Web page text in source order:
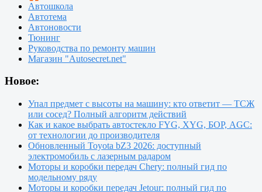
Автошкола
Автотема
Автоновости
Тюнинг
Руководства по ремонту машин
Магазин "Autosecret.net"
Новое:
Упал предмет с высоты на машину: кто ответит — ТСЖ
или сосед? Полный алгоритм действий
Как и какое выбрать автостекло FYG, XYG, БОР, AGC:
от технологии до производителя
Обновленный Toyota bZ3 2026: доступный
электромобиль с лазерным радаром
Моторы и коробки передач Chery: полный гид по
модельному ряду
Моторы и коробки передач Jetour: полный гид по